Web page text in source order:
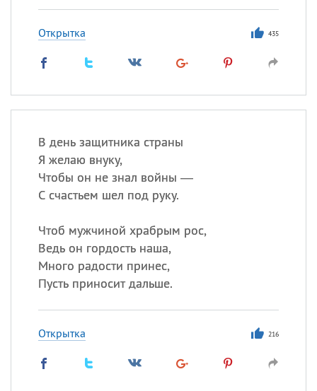
Открытка 435
В день защитника страны
Я желаю внуку,
Чтобы он не знал войны —
С счастьем шел под руку.
Чтоб мужчиной храбрым рос,
Ведь он гордость наша,
Много радости принес,
Пусть приносит дальше.
Открытка 216